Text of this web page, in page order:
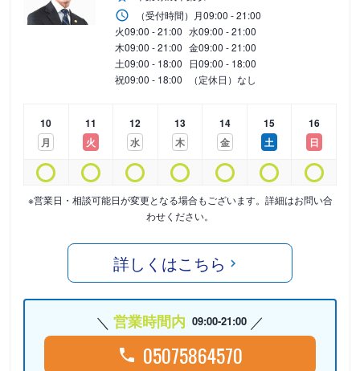
（受付時間） 月09:00 - 21:00
火09:00 - 21:00 水09:00 - 21:00
木09:00 - 21:00 金09:00 - 21:00
土09:00 - 18:00 日09:00 - 18:00
祝09:00 - 18:00 （定休日）なし
10
月
11
火
12
水
13
木
14
金
15
土
16
日
※営業日・相談可能日が変更となる場合もございます。詳細はお問い合
わせください。
詳しくはこちら
営業時間内 09:00-21:00
05075864570